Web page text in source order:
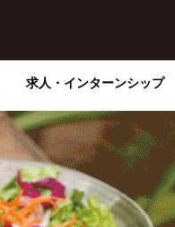
求人・インターンシップ